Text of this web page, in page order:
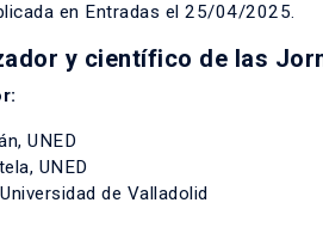
en Entradas el 25/04/2025.
y científico de las
UNED
UNED
de Valladolid